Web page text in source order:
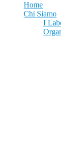
Home
Chi Siamo
I